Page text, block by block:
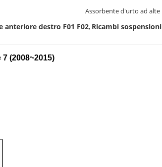
Assorbente d'urto ad alte
anteriore destro F01 F02, Ricambi
(2008~2015)